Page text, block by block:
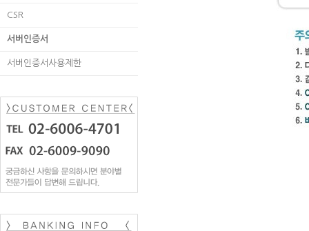
CSR
서버인증서
서버인증서사용제한